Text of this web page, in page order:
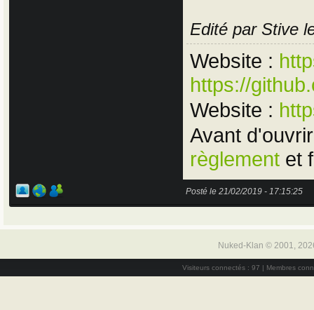
Edité par Stive
Website :
https://
Website :
Avant
règlement et
Posté le 21/02/2019 - 17:15:25
Nuked-Klan © 2001,
Visiteurs connectés : 97 | Membres